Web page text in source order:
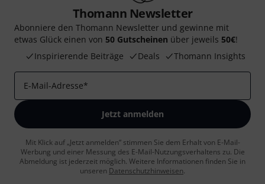
Thomann Newsletter
Abonniere den Thomann Newsletter und gewinne mit
etwas Glück einen von 50 Gutscheinen über jeweils 50€!
Inspirierende Beiträge
Deals Thomann Insights
E-Mail-Adresse*
Jetzt anmelden
Mit Klick auf „Jetzt anmelden“ stimmen Sie dem Erhalt von E-Mail-
Werbung und einer Messung des E-Mail-Nutzungsverhaltens zu. Die
Abmeldung ist jederzeit möglich. Weitere Informationen finden Sie in
unseren Datenschutzhinweisen.